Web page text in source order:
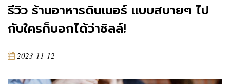
รีวิว ร้านอาหารดินเนอร์ แบบสบายๆ ไป
กับใครก็บอกได้ว่าชิลล์!
2023-11-12